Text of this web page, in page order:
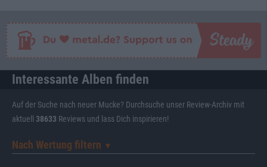
Interessante Alben finden
Auf der Suche nach neuer Mucke? Durchsuche unser Review-Archiv mit
aktuell 38633 Reviews und lass Dich inspirieren!
Nach Wertung filtern ▼︎